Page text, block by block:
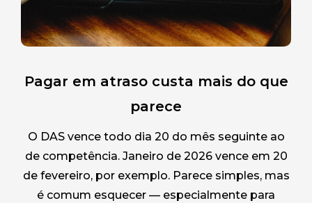
Pagar em atraso custa mais do que
parece
O DAS vence todo dia 20 do mês seguinte ao
de competência. Janeiro de 2026 vence em 20
de fevereiro, por exemplo. Parece simples, mas
é comum esquecer — especialmente para